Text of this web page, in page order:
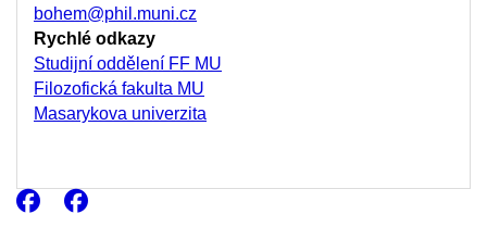
bohem@phil.muni.cz
Rychlé odkazy
Studijní oddělení FF MU
Filozofická fakulta MU
Masarykova univerzita
Facebook
Facebook